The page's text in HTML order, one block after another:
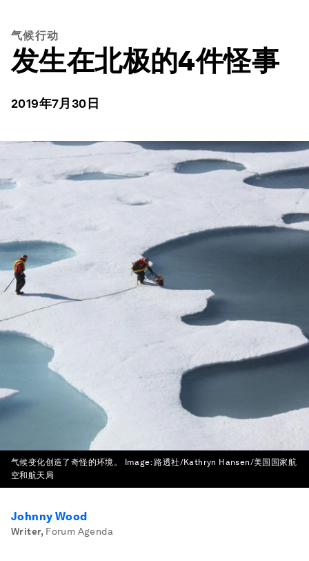
气候行动
发生在北极的4件怪事
2019年7月30日
气候变化创造了奇怪的环境。 Image:路透社/Kathryn Hansen/美国国家航
空和航天局
Johnny Wood
Writer, Forum Agenda